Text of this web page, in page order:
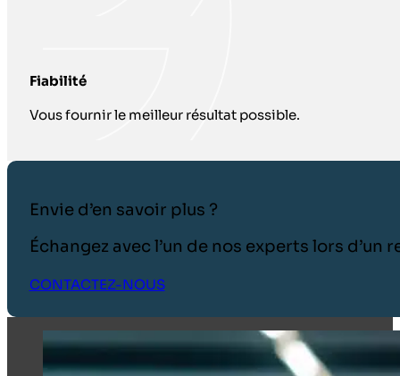
Fiabilité
Vous fournir le meilleur résultat possible.
Envie d’en savoir plus ?
Échangez avec l’un de nos experts lors
CONTACTEZ-NOUS